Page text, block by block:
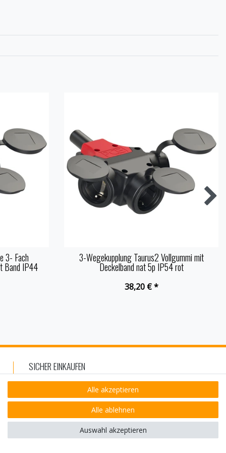
3- Fach
Band IP44
3-Wegekupplung Taurus2 Vollgummi mit
Deckelband nat 5p IP54 rot
38,20 € *
SICHER EINKAUFEN
Alle akzeptieren
Alle ablehnen
Auswahl akzeptieren